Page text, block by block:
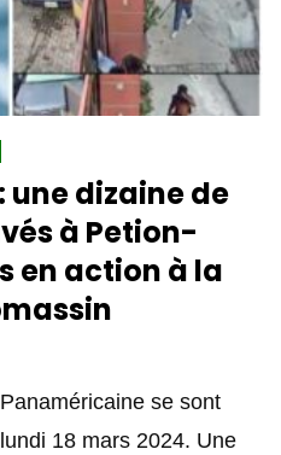
dizaine de
à Petion-
en action à la
se sont
18 mars 2024. Une